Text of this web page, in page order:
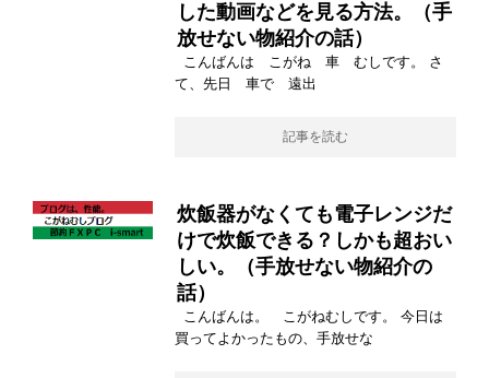
した動画などを見る方法。（手
放せない物紹介の話）
こんばんは こがね 車 むしです。 さ
て、先日 車で 遠出
記事を読む
炊飯器がなくても電子レンジだ
けで炊飯できる？しかも超おい
しい。（手放せない物紹介の
話）
こんばんは。 こがねむしです。 今日は
買ってよかったもの、手放せな